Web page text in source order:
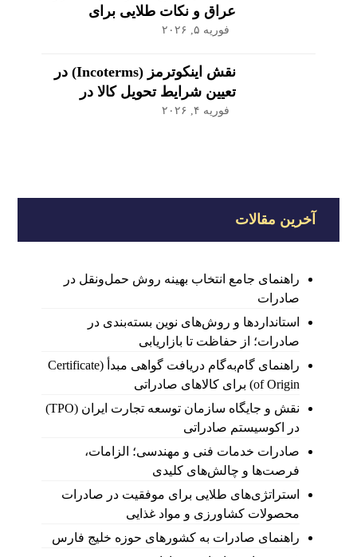
عراق و نکات طلایی برای
موفقیت در بازار
فوریه ۵, ۲۰۲۶
نقش اینکوترمز (Incoterms) در
تعیین شرایط تحویل کالا در
صادرات
فوریه ۴, ۲۰۲۶
آخرین مقالات
راهنمای جامع انتخاب بهینه روش حمل‌ونقل در
صادرات
استانداردها و روش‌های نوین بسته‌بندی در
صادرات؛ از حفاظت تا بازاریابی
راهنمای گام‌به‌گام دریافت گواهی مبدأ (Certificate
of Origin) برای کالاهای صادراتی
نقش و جایگاه سازمان توسعه تجارت ایران (TPO)
در اکوسیستم صادراتی
صادرات خدمات فنی و مهندسی؛ الزامات،
فرصت‌ها و چالش‌های کلیدی
استراتژی‌های طلایی برای موفقیت در صادرات
محصولات کشاورزی و مواد غذایی
راهنمای صادرات به کشورهای حوزه خلیج فارس